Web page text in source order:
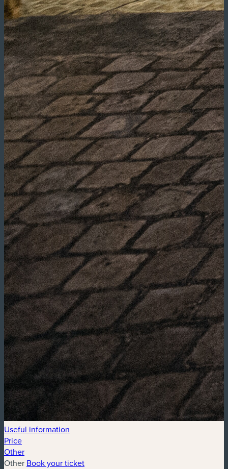
Useful information
Price
Other
Other Book your ticket